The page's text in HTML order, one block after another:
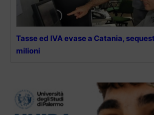
Tasse ed IVA evase a Catania,
milioni